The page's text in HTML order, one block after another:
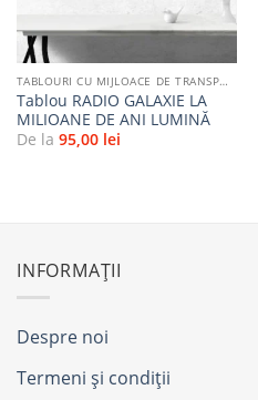
TABLOURI CU MIJLOACE DE TRANSPORT
Tablou RADIO GALAXIE LA
MILIOANE DE ANI LUMINĂ
De la 95,00 lei
INFORMAȚII
Despre noi
Termeni și condiții